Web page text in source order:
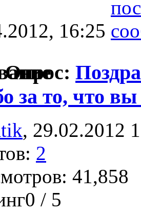
16:25
Опрос:
за то, что
, 29.02.2012
2
41,858
/ 5